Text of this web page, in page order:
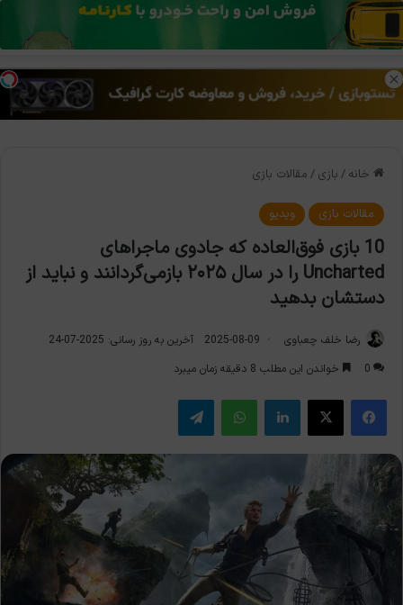
منو
خانه / بازی / مقالات بازی
مقالات بازی ویدیو
10 بازی فوق‌العاده که جادوی ماجراهای
Uncharted را در سال ۲۰۲۵ بازمی‌گردانند و نباید از
دستشان بدهید
رضا خلف چعباوی 2025-08-09
آخرین به روز رسانی: 2025-07-24
0
خواندن این مطلب 8 دقیقه زمان میبرد
فیس بوک X لینکدین واتس آپ تلگرام